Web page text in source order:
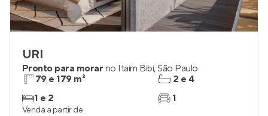
URI
Pronto para morar no Itaim Bibi,São Paulo
79 e 179 m²
1 e 2
2 e 4
1
Venda a partir de